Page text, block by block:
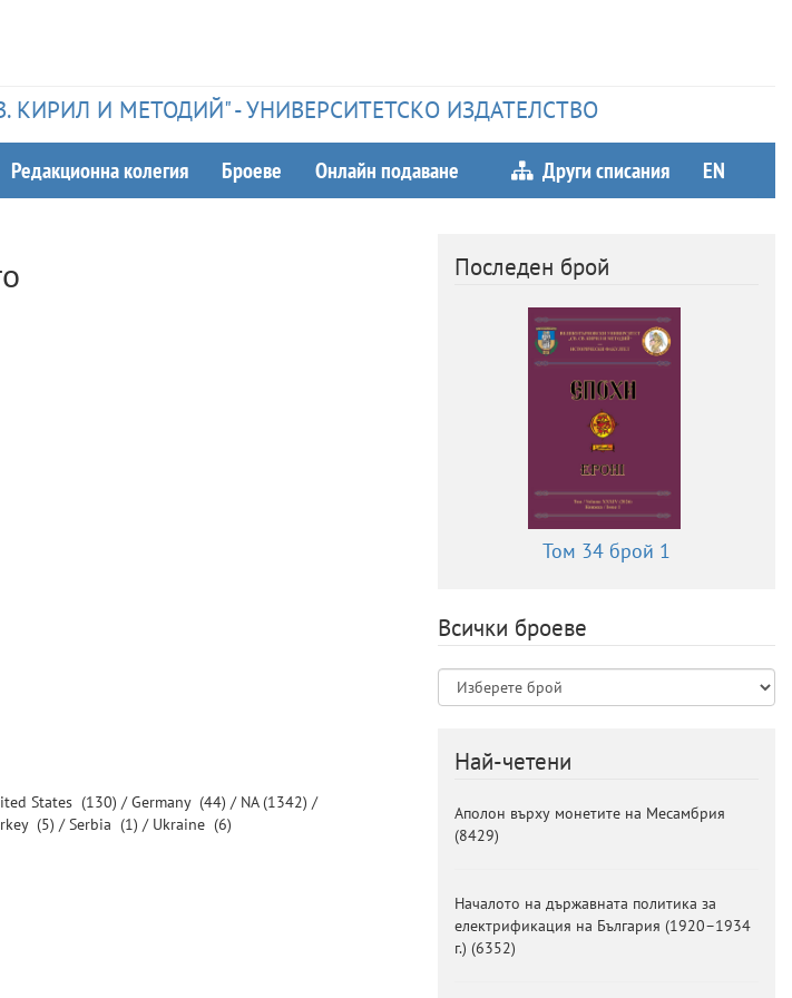
КИРИЛ И МЕТОДИЙ" - УНИВЕРСИТЕТСКО ИЗДАТЕЛСТВО
Редакционна колегия Броеве Онлайн подаване Други списания EN
States (130) /Germany (44) / NA(1342) /
(5) /Serbia (1) / Ukraine (6)
Последен брой
Том 34 брой 1
Всички броеве
Най-четени
Аполон върху монетите на Месамбрия
(8429)
Началото на държавната политика за
електрификация на България (1920–1934
г.) (6352)